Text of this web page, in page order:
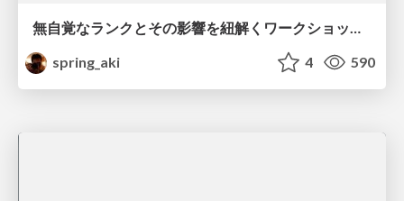
無自覚なランクとその影響を紐解くワークショップ / Unpacking Unconscious Privilege Workshop
spring_aki
4 590